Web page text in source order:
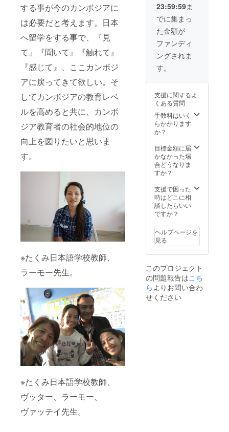
する事が今のカンボジアに
は必要だと考えます。日本
へ留学をする事で、『見
て』『聞いて』『触れて』
『感じて』、ここカンボジ
アに戻ってきて欲しい。そ
してカンボジアの教育レベ
ルを高めると共に、カンボ
ジア教育者の社会的地位の
向上を図りたいと思いま
す。
※たくみ日本語学校教師、
ラーモー先生。
※たくみ日本語学校教師、
ヴッター、ラーモー、
ヴァッテイ先生。
23:59:59ま
でに集まっ
た金額が
ファンディ
ングされま
す。
支援に関するよ
くある質問
手数料はいく
らかかります
か？
目標金額に届
かなかった場
合どうなりま
すか？
支援で困った
時はどこに相
談したらいい
ですか？
ヘルプページを
見る
このプロジェクト
の問題報告はこち
らよりお問い合わ
せください